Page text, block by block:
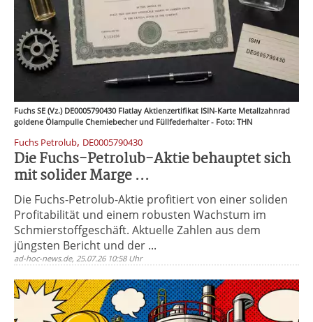
Fuchs SE (Vz.) DE0005790430 Flatlay Aktienzertifikat ISIN-Karte Metallzahnrad
goldene Ölampulle Chemiebecher und Füllfederhalter - Foto: THN
Fuchs Petrolub, DE0005790430
Die Fuchs-Petrolub-Aktie behauptet sich
mit solider Marge ...
Die Fuchs-Petrolub-Aktie profitiert von einer soliden
Profitabilität und einem robusten Wachstum im
Schmierstoffgeschäft. Aktuelle Zahlen aus dem
jüngsten Bericht und der ...
ad-hoc-news.de, 25.07.26 10:58 Uhr